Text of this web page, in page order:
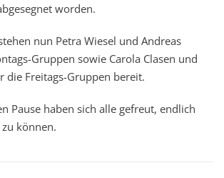
worden.
nun Petra Wiesel und Andreas
Gruppen sowie Carola Clasen und
die Freitags-Gruppen bereit.
Pause haben sich alle gefreut, endlich
können.